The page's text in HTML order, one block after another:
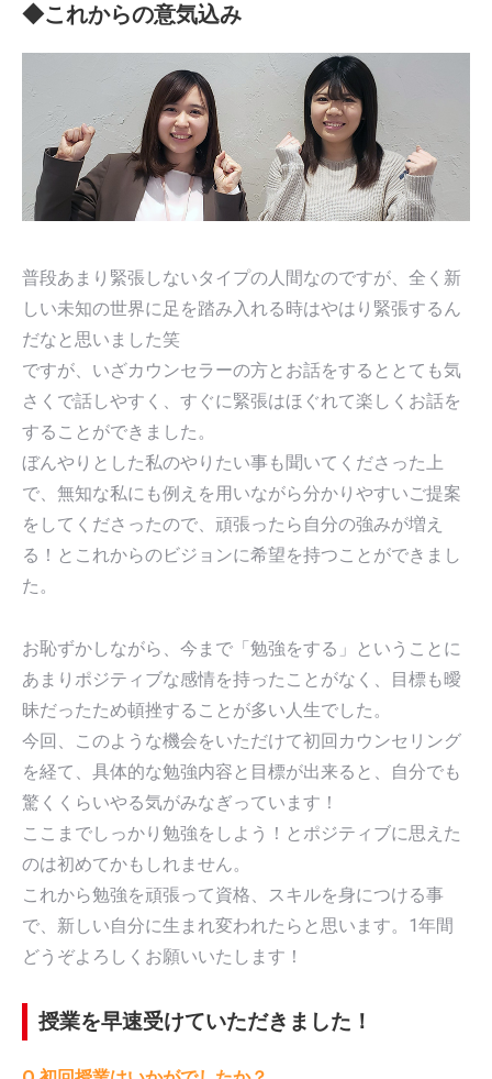
◆これからの意気込み
普段あまり緊張しないタイプの人間なのですが、全く新
しい未知の世界に足を踏み入れる時はやはり緊張するん
だなと思いました笑
ですが、いざカウンセラーの方とお話をするととても気
さくで話しやすく、すぐに緊張はほぐれて楽しくお話を
することができました。
ぼんやりとした私のやりたい事も聞いてくださった上
で、無知な私にも例えを用いながら分かりやすいご提案
をしてくださったので、頑張ったら自分の強みが増え
る！とこれからのビジョンに希望を持つことができまし
た。
お恥ずかしながら、今まで「勉強をする」ということに
あまりポジティブな感情を持ったことがなく、目標も曖
昧だったため頓挫することが多い人生でした。
今回、このような機会をいただけて初回カウンセリング
を経て、具体的な勉強内容と目標が出来ると、自分でも
驚くくらいやる気がみなぎっています！
ここまでしっかり勉強をしよう！とポジティブに思えた
のは初めてかもしれません。
これから勉強を頑張って資格、スキルを身につける事
で、新しい自分に生まれ変われたらと思います。1年間
どうぞよろしくお願いいたします！
授業を早速受けていただきました！